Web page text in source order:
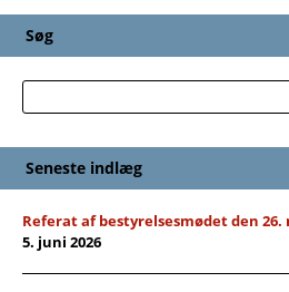
Søg
Søg
Seneste indlæg
Referat af bestyrelsesmødet den 26.
5. juni 2026